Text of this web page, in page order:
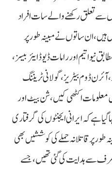
سے تعلق رکھنے والے سات افراد
ہیں، ان ساتوں نے مبینہ طور پر
نیواتیم اور رامات ڈیوڈ ایئربیسز،
ڈوم بیٹریز، گولانی ٹریننگ
اکٹھی کیں، شن بیٹ اور
ہے کہ ایرانی ایجنٹوں کی گرفتاری
طور پر قاتلانہ حملے کی کوششیں بھی
طرف سے ہدایت کی گئی تھیں، جسے